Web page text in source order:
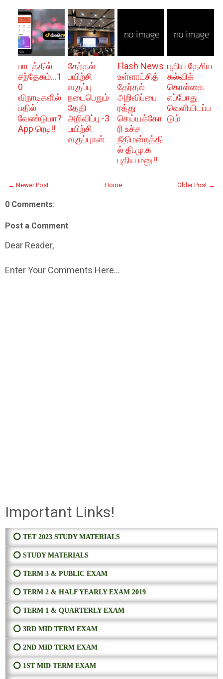
பாடத்தில்
சந்தேகம்...1
0
விநாடிகளில்
பதில்
வேண்டுமா?
App ரெடி!!
தேர்தல்
பயிற்சி
வகுப்பு
நடைபெறும்
தேதி
அறிவிப்பு -3
பயிற்சி
வகுப்புகள்
Flash News
உள்ளாட்சித்
தேர்தல்
அறிவிப்பை
ரத்து
செய்யக்கோ
ரி உச்ச
நீதிமன்றத்தி
ல் தி.மு.க
புதிய மனு!!
புதிய தேசிய
கல்விக்
கொள்கை
எப்போது
வெளியிடப்ப
டும்
← Newer Post Older Post →
Home
0 Comments:
Post a Comment
Dear Reader,
Enter Your Comments Here...
Important Links!
⭕ TET 2023 STUDY MATERIALS
⭕ STUDY MATERIALS
⭕ TERM 3 & PUBLIC EXAM
⭕ TERM 2 & HALF YEARLY EXAM 2019
⭕ TERM 1 & QUARTERLY EXAM
⭕ 3RD MID TERM EXAM
⭕ 2ND MID TERM EXAM
⭕ 1ST MID TERM EXAM